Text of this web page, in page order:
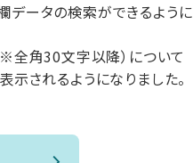
ータの検索ができるように
全角30文字以降）について
示されるようになりました。